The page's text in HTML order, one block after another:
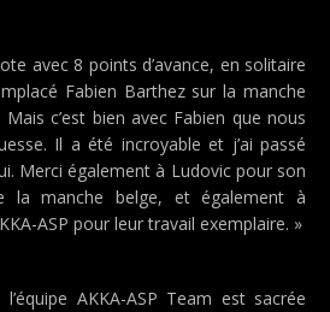
avec 8 points d’avance, en solitaire
Fabien Barthez sur la manche
c’est bien avec Fabien que nous
Il a été incroyable et j’ai passé
Merci également à Ludovic pour son
la manche belge, et également à
ASP pour leur travail exemplaire. »
AKKA-ASP Team est sacrée